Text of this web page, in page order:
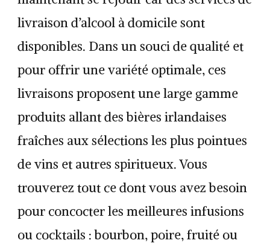
livraison d’alcool à domicile sont
disponibles. Dans un souci de qualité et
pour offrir une variété optimale, ces
livraisons proposent une large gamme
produits allant des bières irlandaises
fraîches aux sélections les plus pointues
de vins et autres spiritueux. Vous
trouverez tout ce dont vous avez besoin
pour concocter les meilleures infusions
ou cocktails : bourbon, poire, fruité ou